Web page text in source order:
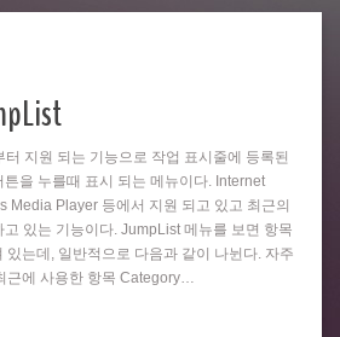
지원 되는 기능으로 작업 표시줄에 등록된
을 누를때 표시 되는 메뉴이다. Internet
Media Player 등에서 지원 되고 있고 최근의
있는 기능이다. JumpList 메뉴를 보면 항목
는데, 일반적으로 다음과 같이 나뉜다. 자주
근에 사용한 항목 Category…